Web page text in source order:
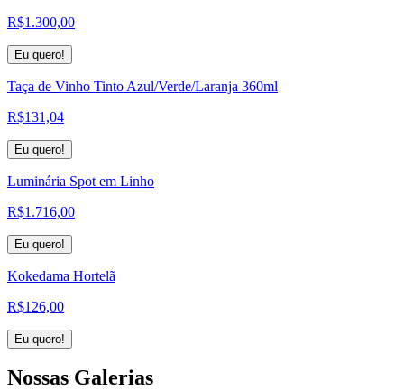
R$1.300,00
Eu quero!
Taça de Vinho Tinto Azul/Verde/Laranja 360ml
R$131,04
Eu quero!
Luminária Spot em Linho
R$1.716,00
Eu quero!
Kokedama Hortelã
R$126,00
Eu quero!
Nossas Galerias